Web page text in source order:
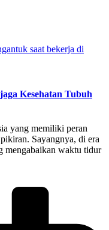
Kesehatan Tubuh
yang memiliki peran
Sayangnya, di era
mengabaikan waktu tidur